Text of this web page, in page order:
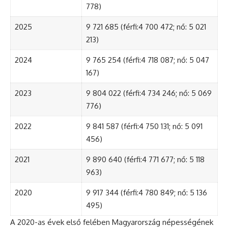
778)
2025
9 721 685 (férfi:4 700 472; nő: 5 021
213)
2024
9 765 254 (férfi:4 718 087; nő: 5 047
167)
2023
9 804 022 (férfi:4 734 246; nő: 5 069
776)
2022
9 841 587 (férfi:4 750 131; nő: 5 091
456)
2021
9 890 640 (férfi:4 771 677; nő: 5 118
963)
2020
9 917 344 (férfi:4 780 849; nő: 5 136
495)
A 2020-as évek első felében Magyarország népességének